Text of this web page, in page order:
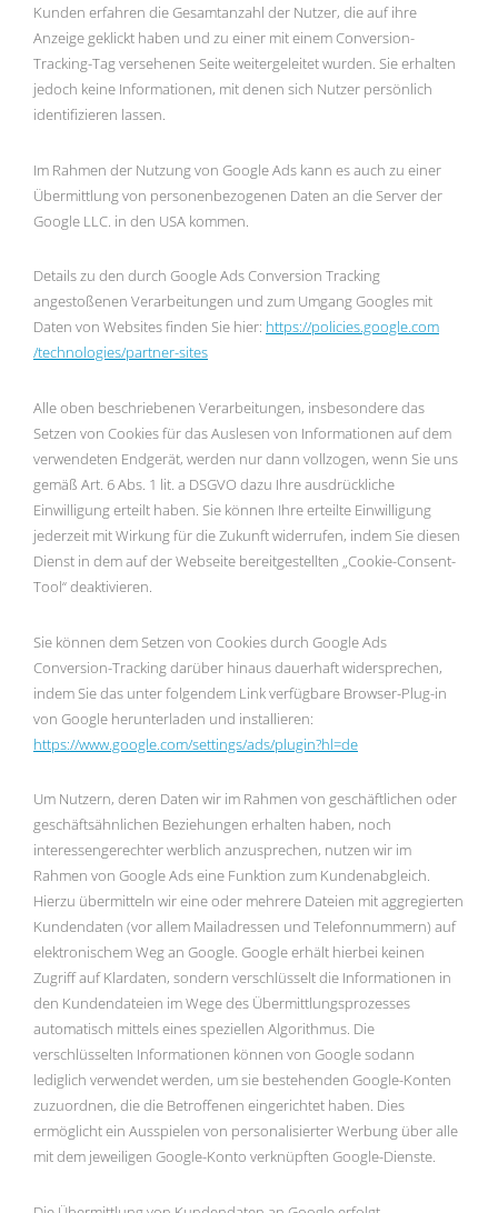
Kunden erfahren die Gesamtanzahl der Nutzer, die auf ihre
Anzeige geklickt haben und zu einer mit einem Conversion-
Tracking-Tag versehenen Seite weitergeleitet wurden. Sie erhalten
jedoch keine Informationen, mit denen sich Nutzer persönlich
identifizieren lassen.
Im Rahmen der Nutzung von Google Ads kann es auch zu einer
Übermittlung von personenbezogenen Daten an die Server der
Google LLC. in den USA kommen.
Details zu den durch Google Ads Conversion Tracking
angestoßenen Verarbeitungen und zum Umgang Googles mit
Daten von Websites finden Sie hier: https://policies.google.com
/technologies/partner-sites
Alle oben beschriebenen Verarbeitungen, insbesondere das
Setzen von Cookies für das Auslesen von Informationen auf dem
verwendeten Endgerät, werden nur dann vollzogen, wenn Sie uns
gemäß Art. 6 Abs. 1 lit. a DSGVO dazu Ihre ausdrückliche
Einwilligung erteilt haben. Sie können Ihre erteilte Einwilligung
jederzeit mit Wirkung für die Zukunft widerrufen, indem Sie diesen
Dienst in dem auf der Webseite bereitgestellten „Cookie-Consent-
Tool“ deaktivieren.
Sie können dem Setzen von Cookies durch Google Ads
Conversion-Tracking darüber hinaus dauerhaft widersprechen,
indem Sie das unter folgendem Link verfügbare Browser-Plug-in
von Google herunterladen und installieren:
https://www.google.com/settings/ads/plugin?hl=de
Um Nutzern, deren Daten wir im Rahmen von geschäftlichen oder
geschäftsähnlichen Beziehungen erhalten haben, noch
interessengerechter werblich anzusprechen, nutzen wir im
Rahmen von Google Ads eine Funktion zum Kundenabgleich.
Hierzu übermitteln wir eine oder mehrere Dateien mit aggregierten
Kundendaten (vor allem Mailadressen und Telefonnummern) auf
elektronischem Weg an Google. Google erhält hierbei keinen
Zugriff auf Klardaten, sondern verschlüsselt die Informationen in
den Kundendateien im Wege des Übermittlungsprozesses
automatisch mittels eines speziellen Algorithmus. Die
verschlüsselten Informationen können von Google sodann
lediglich verwendet werden, um sie bestehenden Google-Konten
zuzuordnen, die die Betroffenen eingerichtet haben. Dies
ermöglicht ein Ausspielen von personalisierter Werbung über alle
mit dem jeweiligen Google-Konto verknüpften Google-Dienste.